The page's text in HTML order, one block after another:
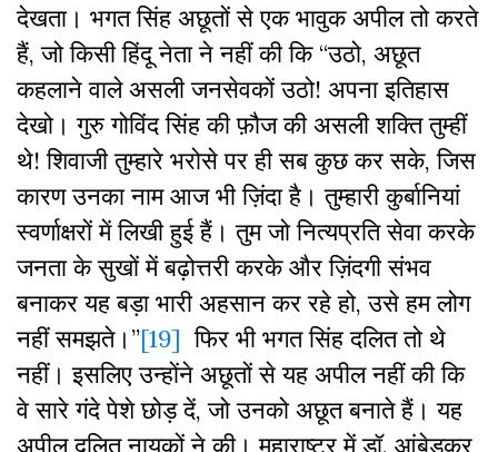
देखता। भगत सिंह अछूतों से एक भावुक अपील तो करते
हैं, जो किसी हिंदू नेता ने नहीं की कि “उठो, अछूत
कहलाने वाले असली जनसेवकों उठो! अपना इतिहास
देखो। गुरु गोविंद सिंह की फ़ौज की असली शक्ति तुम्हीं
थे! शिवाजी तुम्हारे भरोसे पर ही सब कुछ कर सके, जिस
कारण उनका नाम आज भी ज़िंदा है। तुम्हारी कुर्बानियां
स्वर्णाक्षरों में लिखी हुई हैं। तुम जो नित्यप्रति सेवा करके
जनता के सुखों में बढ़ोत्तरी करके और ज़िंदगी संभव
बनाकर यह बड़ा भारी अहसान कर रहे हो, उसे हम लोग
नहीं समझते।”[19] फिर भी भगत सिंह दलित तो थे
नहीं। इसलिए उन्होंने अछूतों से यह अपील नहीं की कि
वे सारे गंदे पेशे छोड़ दें, जो उनको अछूत बनाते हैं। यह
अपील दलित नायकों ने की। महाराष्ट्र में डॉ. आंबेडकर